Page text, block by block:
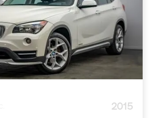
2015